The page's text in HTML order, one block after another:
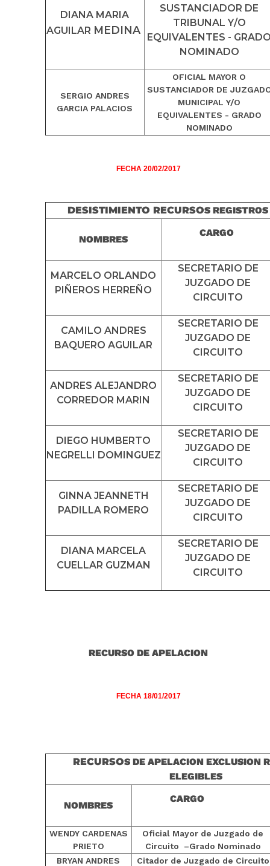
DIANA MARIA
AGUILAR MEDINA
SUSTANCIADOR DE
TRIBUNAL Y/O
EQUIVALENTES -
NOMINADO
SERGIO ANDRES
GARCIA PALACIOS
OFICIAL MAYOR O
SUSTANCIADOR DE
MUNICIPAL Y/O
EQUIVALENTES - GRADO
NOMINADO
FECHA 20/02/2017
DESISTIMIENTO RECURSOS
NOMBRES
CARGO
MARCELO ORLANDO
PIÑEROS HERREÑO
SECRETARIO DE
JUZGADO DE
CIRCUITO
CAMILO ANDRES
BAQUERO AGUILAR
SECRETARIO DE
JUZGADO DE
CIRCUITO
ANDRES ALEJANDRO
CORREDOR MARIN
SECRETARIO DE
JUZGADO DE
CIRCUITO
DIEGO HUMBERTO
NEGRELLI DOMINGUEZ
SECRETARIO DE
JUZGADO DE
CIRCUITO
GINNA JEANNETH
PADILLA ROMERO
SECRETARIO DE
JUZGADO DE
CIRCUITO
DIANA MARCELA
CUELLAR GUZMAN
SECRETARIO DE
JUZGADO DE
CIRCUITO
RECURSO DE APELACION
FECHA 18/01/2017
RECURSOS DE APELACION EXCLUSION
ELEGIBLES
NOMBRES
CARGO
WENDY CARDENAS
PRIETO
Oficial Mayor de Juzgado de
Circuito –Grado Nominado
BRYAN ANDRES
Citador de Juzgado de Circuito